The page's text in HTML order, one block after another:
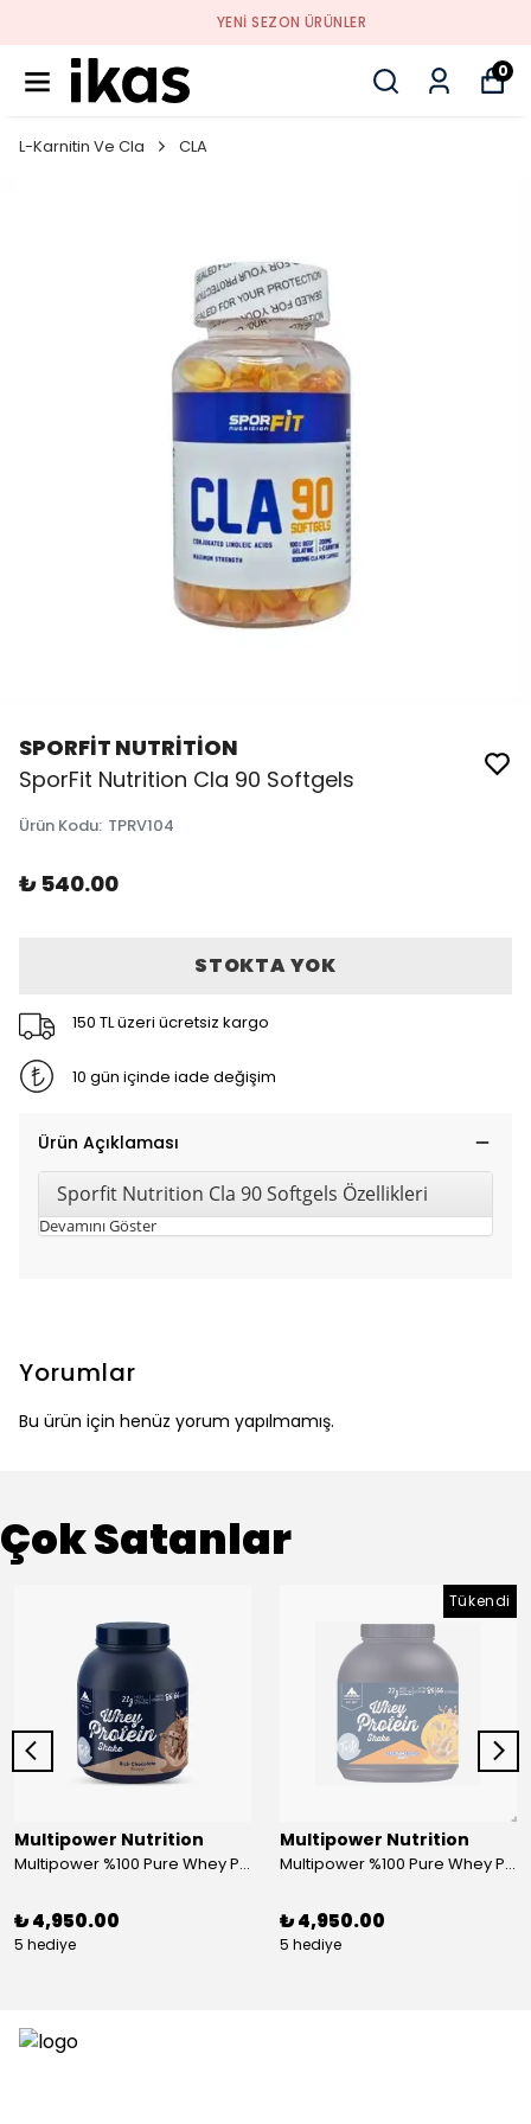
YENI SEZON ÜRÜNLER
0
L-Karnitin Ve Cla CLA
SPORFİT NUTRİTİON
SporFit Nutrition Cla 90 Softgels
Ürün Kodu: TPRV104
₺ 540.00
STOKTA YOK
150 TL üzeri ücretsiz kargo
10 gün içinde iade değişim
Ürün Açıklaması
Sporfit Nutrition Cla 90 Softgels Özellikleri
Devamını Göster
Yorumlar
Bu ürün için henüz yorum yapılmamış.
Çok Satanlar
Multipower Nutrition
Multipower %100 Pure Whey Protein 2000 Gr Çikolata
₺ 4,950.00
5 hediye
Tükendi
Multipower Nutrition
Multipower %100 Pure Whey Protein 2000 Gr Peanut Caramel
₺ 4,950.00
5 hediye